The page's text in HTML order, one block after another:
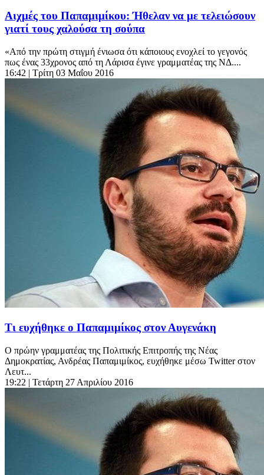
Αιχμές του Παπαμιμίκου: Ήθελαν να με τελειώσουν
γιατί τους χαλούσα τη σούπα
«Aπό την πρώτη στιγμή ένιωσα ότι κάποιους ενοχλεί το γεγονός
πως ένας 33χρονος από τη Λάρισα έγινε γραμματέας της ΝΔ....
16:42 | Τρίτη 03 Μαΐου 2016
Τι ευχήθηκε ο Παπαμιμίκος στον Αυγενάκη
Ο πρώην γραμματέας της Πολιτικής Επιτροπής της Νέας
Δημοκρατίας, Ανδρέας Παπαμιμίκος, ευχήθηκε μέσω Twitter στον
Λευτ...
19:22 | Τετάρτη 27 Απριλίου 2016